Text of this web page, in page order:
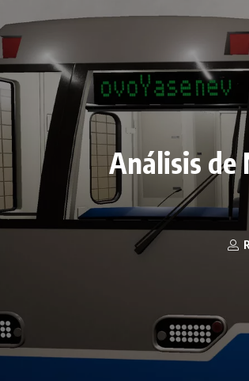
Análisis de